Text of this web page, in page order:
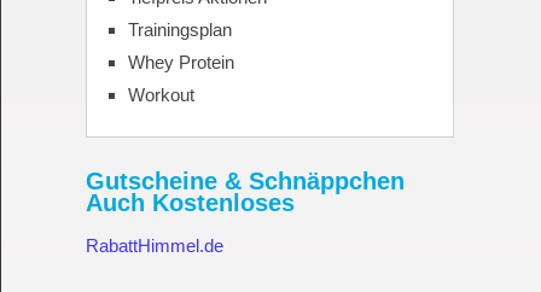
Trainingsplan
Whey Protein
Workout
Gutscheine & Schnäppchen
Auch Kostenloses
RabattHimmel.de